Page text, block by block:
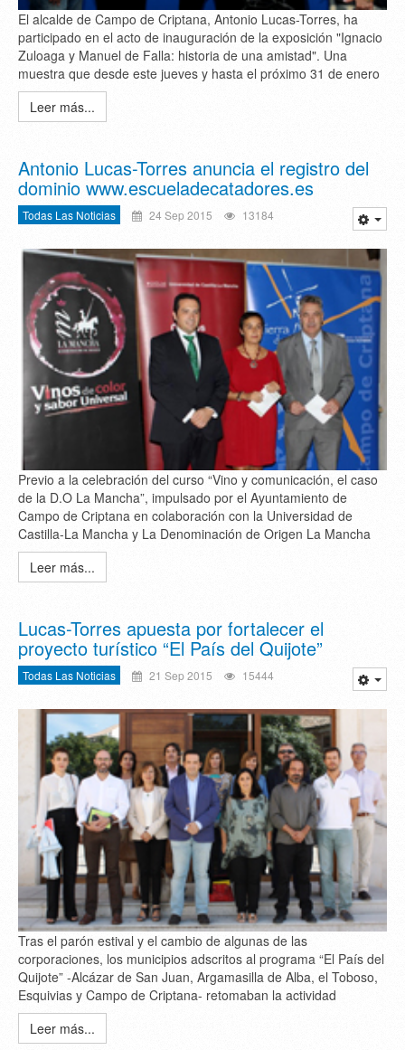
El alcalde de Campo de Criptana, Antonio Lucas-Torres, ha
participado en el acto de inauguración de la exposición "Ignacio
Zuloaga y Manuel de Falla: historia de una amistad". Una
muestra que desde este jueves y hasta el próximo 31 de enero
Leer más...
Antonio Lucas-Torres anuncia el registro del
dominio www.escueladecatadores.es
Todas Las Noticias 24 Sep 2015 13184
Previo a la celebración del curso “Vino y comunicación, el caso
de la D.O La Mancha”, impulsado por el Ayuntamiento de
Campo de Criptana en colaboración con la Universidad de
Castilla-La Mancha y La Denominación de Origen La Mancha
Leer más...
Lucas-Torres apuesta por fortalecer el
proyecto turístico “El País del Quijote”
Todas Las Noticias 21 Sep 2015 15444
Tras el parón estival y el cambio de algunas de las
corporaciones, los municipios adscritos al programa “El País del
Quijote” -Alcázar de San Juan, Argamasilla de Alba, el Toboso,
Esquivias y Campo de Criptana- retomaban la actividad
Leer más...